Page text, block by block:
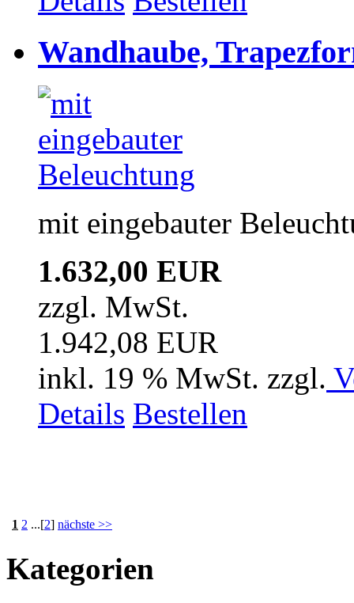
Wandhaube,
mit eingebauter
1.632,00 EUR
zzgl. MwSt.
1.942,08 EUR
inkl. 19 % MwSt. zzgl.
Details Bestellen
1 2 ...[2] nächste >>
Kategorien